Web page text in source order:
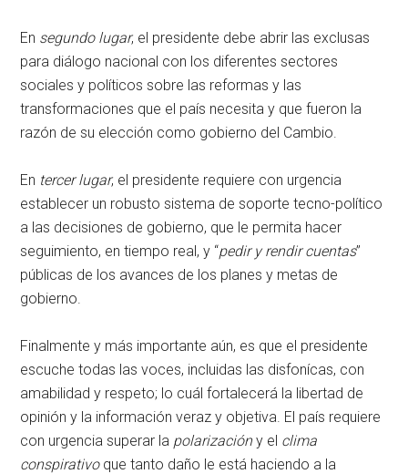
En segundo lugar, el presidente debe abrir las exclusas
para diálogo nacional con los diferentes sectores
sociales y políticos sobre las reformas y las
transformaciones que el país necesita y que fueron la
razón de su elección como gobierno del Cambio.
En tercer lugar, el presidente requiere con urgencia
establecer un robusto sistema de soporte tecno-político
a las decisiones de gobierno, que le permita hacer
seguimiento, en tiempo real, y “pedir y rendir cuentas”
públicas de los avances de los planes y metas de
gobierno.
Finalmente y más importante aún, es que el presidente
escuche todas las voces, incluidas las disfonícas, con
amabilidad y respeto; lo cuál fortalecerá la libertad de
opinión y la información veraz y objetiva. El país requiere
con urgencia superar la polarizacióny el clima
conspirativoque tanto daño le está haciendo a la